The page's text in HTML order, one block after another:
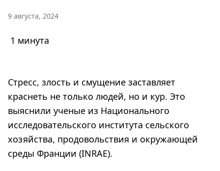
9 августа, 2024
1 минута
Стресс, злость и смущение заставляет
краснеть не только людей, но и кур. Это
выяснили ученые из Национального
исследовательского института сельского
хозяйства, продовольствия и окружающей
среды Франции (INRAE).